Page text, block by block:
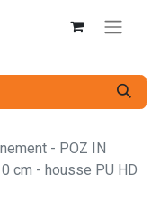
- POZ IN
cm - housse PU HD